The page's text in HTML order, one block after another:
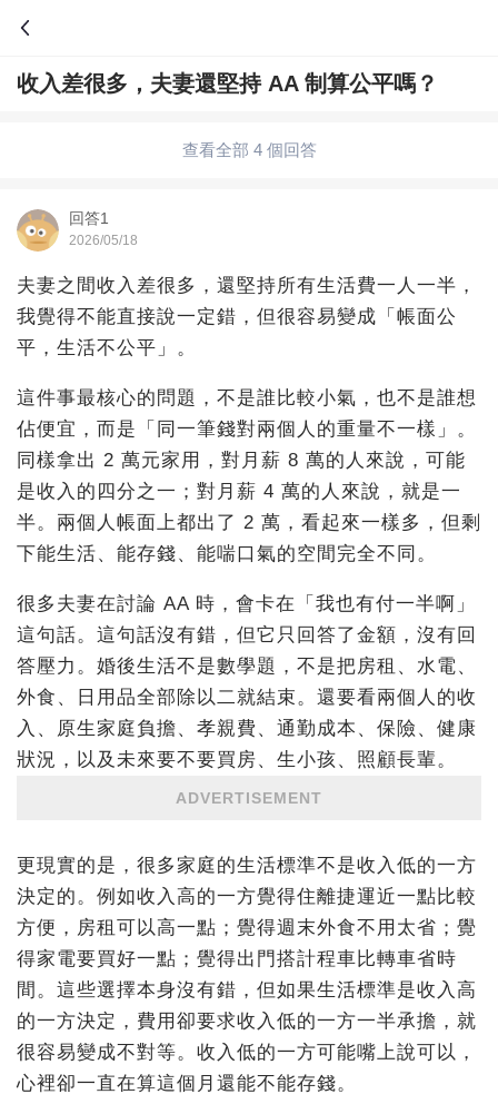
收入差很多，夫妻還堅持 AA 制算公平嗎？
查看全部 4 個回答
回答1
2026/05/18
夫妻之間收入差很多，還堅持所有生活費一人一半，
我覺得不能直接說一定錯，但很容易變成「帳面公
平，生活不公平」。
這件事最核心的問題，不是誰比較小氣，也不是誰想
佔便宜，而是「同一筆錢對兩個人的重量不一樣」。
同樣拿出 2 萬元家用，對月薪 8 萬的人來說，可能
是收入的四分之一；對月薪 4 萬的人來說，就是一
半。兩個人帳面上都出了 2 萬，看起來一樣多，但剩
下能生活、能存錢、能喘口氣的空間完全不同。
很多夫妻在討論 AA 時，會卡在「我也有付一半啊」
這句話。這句話沒有錯，但它只回答了金額，沒有回
答壓力。婚後生活不是數學題，不是把房租、水電、
外食、日用品全部除以二就結束。還要看兩個人的收
入、原生家庭負擔、孝親費、通勤成本、保險、健康
狀況，以及未來要不要買房、生小孩、照顧長輩。
ADVERTISEMENT
更現實的是，很多家庭的生活標準不是收入低的一方
決定的。例如收入高的一方覺得住離捷運近一點比較
方便，房租可以高一點；覺得週末外食不用太省；覺
得家電要買好一點；覺得出門搭計程車比轉車省時
間。這些選擇本身沒有錯，但如果生活標準是收入高
的一方決定，費用卻要求收入低的一方一半承擔，就
很容易變成不對等。收入低的一方可能嘴上說可以，
心裡卻一直在算這個月還能不能存錢。
問答
婚姻情感 職場